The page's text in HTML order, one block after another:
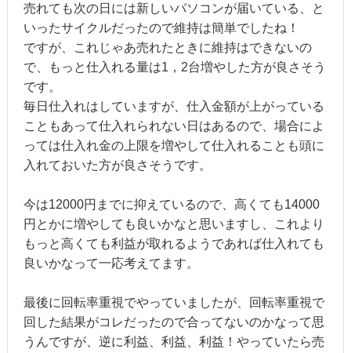
売れても次の日には新しいパソコンが届いている、と
いったサイクルだったので維持は簡単でしたね！
ですが、これじゃあ売れたときに維持はできないの
で、もっと仕入れる量は1，2台増やした方が良さそう
です。
毎日仕入れはしていますが、仕入金額が上がっている
こともあって仕入れられない日はあるので、場合によ
っては仕入れ金の上限を増やして仕入れることも頭に
入れておいた方が良さそうです。
今は12000円までに抑えているので、高くても14000
円とかに増やしても良いかなと思いますし、これより
もっと高くても利益が取れるようであれば仕入れても
良いかなって一応考えてます。
最後に回転率重視でやっていましたが、回転率重視で
回した結果がコレだったので合ってないのかなって思
うんですが、逆に利益、利益、利益！やっていたら売